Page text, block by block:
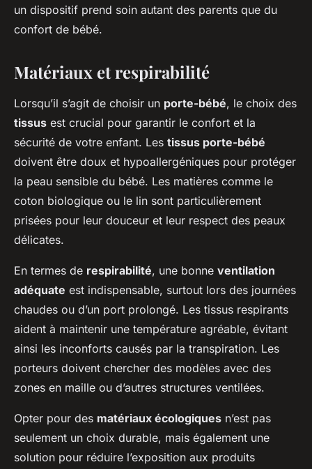
un dispositif prend soin autant des parents que du
confort de bébé.
Matériaux et respirabilité
Lorsqu’il s’agit de choisir un porte-bébé, le choix des
tissus est crucial pour garantir le confort et la
sécurité de votre enfant. Les tissus porte-bébé
doivent être doux et hypoallergéniques pour protéger
la peau sensible du bébé. Les matières comme le
coton biologique ou le lin sont particulièrement
prisées pour leur douceur et leur respect des peaux
délicates.
En termes de respirabilité, une bonne ventilation
adéquate est indispensable, surtout lors des journées
chaudes ou d’un port prolongé. Les tissus respirants
aident à maintenir une température agréable, évitant
ainsi les inconforts causés par la transpiration. Les
porteurs doivent chercher des modèles avec des
zones en maille ou d’autres structures ventilées.
Opter pour des matériaux écologiques n’est pas
seulement un choix durable, mais également une
solution pour réduire l’exposition aux produits